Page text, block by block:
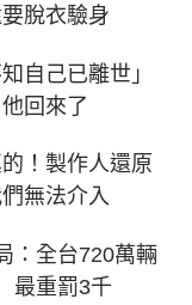
脫衣驗身
自己已離世」
回來了
！製作人還原
無法介入
：全台720萬輛
最重罰3千